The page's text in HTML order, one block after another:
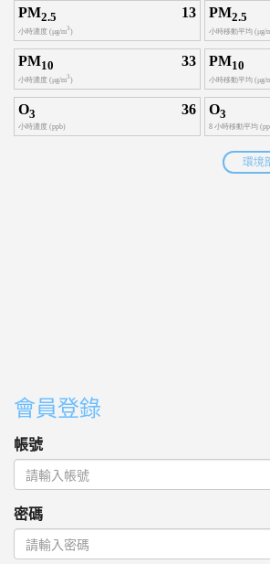
會員登錄
帳號
密碼